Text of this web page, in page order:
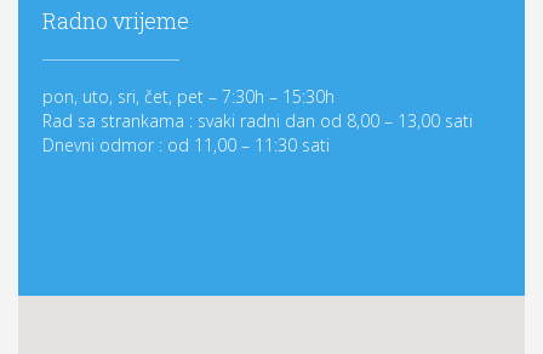
Radno vrijeme
pon, uto, sri, čet, pet – 7:30h – 15:30h
Rad sa strankama : svaki radni dan od 8,00 – 13,00 sati
Dnevni odmor : od 11,00 – 11:30 sati